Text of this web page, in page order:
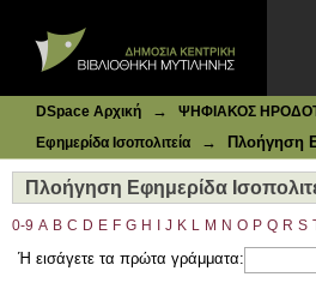
DSpace Αρχική →
ΨΗΦΙΑΚΟΣ
Εφημερίδα Ισοπολιτεία
→ Πλοήγηση
Πλοήγηση Εφημερίδα
0-9 A B C D E F G H J K L M N O P Q R S
Ή εισάγετε τα πρώτα γράμματα: